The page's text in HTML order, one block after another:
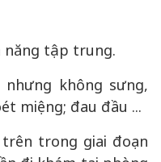
năng tập trung.
không sưng,
miệng; đau đầu ...
trong giai đoạn